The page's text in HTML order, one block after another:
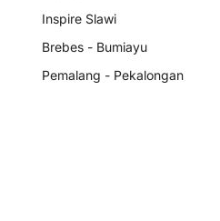
Inspire Slawi
Brebes - Bumiayu
Pemalang - Pekalongan